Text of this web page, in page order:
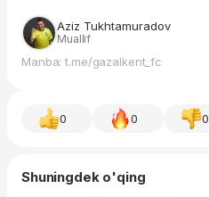
Aziz Tukhtamuradov
Muallif
Manba: t.me/gazalkent_fc
0 0 0
Shuningdek o'qing